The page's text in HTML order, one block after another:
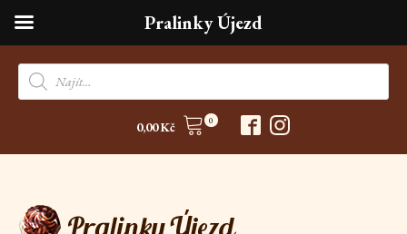
Products
search
0,00Kč 0
Pralinky Újezd